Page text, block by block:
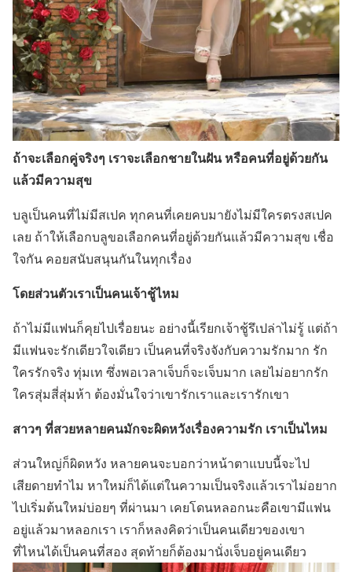
ถ้าจะเลือกคู่จริงๆ เราจะเลือกชายในฝัน หรือคนที่อยู่ด้วยกัน
แล้วมีความสุข
บลูเป็นคนที่ไม่มีสเปค ทุกคนที่เคยคบมายังไม่มีใครตรงสเปค
เลย ถ้าให้เลือกบลูขอเลือกคนที่อยู่ด้วยกันแล้วมีความสุข เชื่อ
ใจกัน คอยสนับสนุนกันในทุกเรื่อง
โดยส่วนตัวเราเป็นคนเจ้าชู้ไหม
ถ้าไม่มีแฟนก็คุยไปเรื่อยนะ อย่างนี้เรียกเจ้าชู้รึเปล่าไม่รู้ แต่ถ้า
มีแฟนจะรักเดียวใจเดียว เป็นคนที่จริงจังกับความรักมาก รัก
ใครรักจริง ทุ่มเท ซึ่งพอเวลาเจ็บก็จะเจ็บมาก เลยไม่อยากรัก
ใครสุ่มสี่สุ่มห้า ต้องมั่นใจว่าเขารักเราและเรารักเขา
สาวๆ ที่สวยหลายคนมักจะผิดหวังเรื่องความรัก เราเป็นไหม
ส่วนใหญ่ก็ผิดหวัง หลายคนจะบอกว่าหน้าตาแบบนี้จะไป
เสียดายทำไม หาใหม่ก็ได้แต่ในความเป็นจริงแล้วเราไม่อยาก
ไปเริ่มต้นใหม่บ่อยๆ ที่ผ่านมา เคยโดนหลอกนะคือเขามีแฟน
อยู่แล้วมาหลอกเรา เราก็หลงคิดว่าเป็นคนเดียวของเขา
ที่ไหนได้เป็นคนที่สอง สุดท้ายก็ต้องมานั่งเจ็บอยู่คนเดียว